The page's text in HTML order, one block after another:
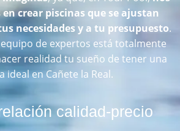
crear piscinas que se ajustan
necesidades y a tu presupuesto.
de expertos está totalmente
realidad tu sueño de tener una
ideal en Cañete la Real.
calidad-precio